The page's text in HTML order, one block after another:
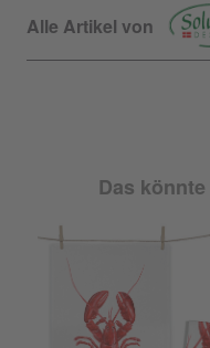
Alle Artikel von
Das